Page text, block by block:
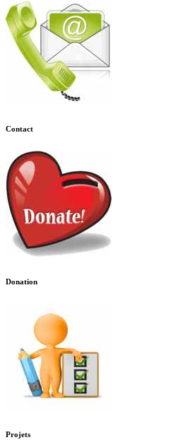
Contact
Donation
Projets